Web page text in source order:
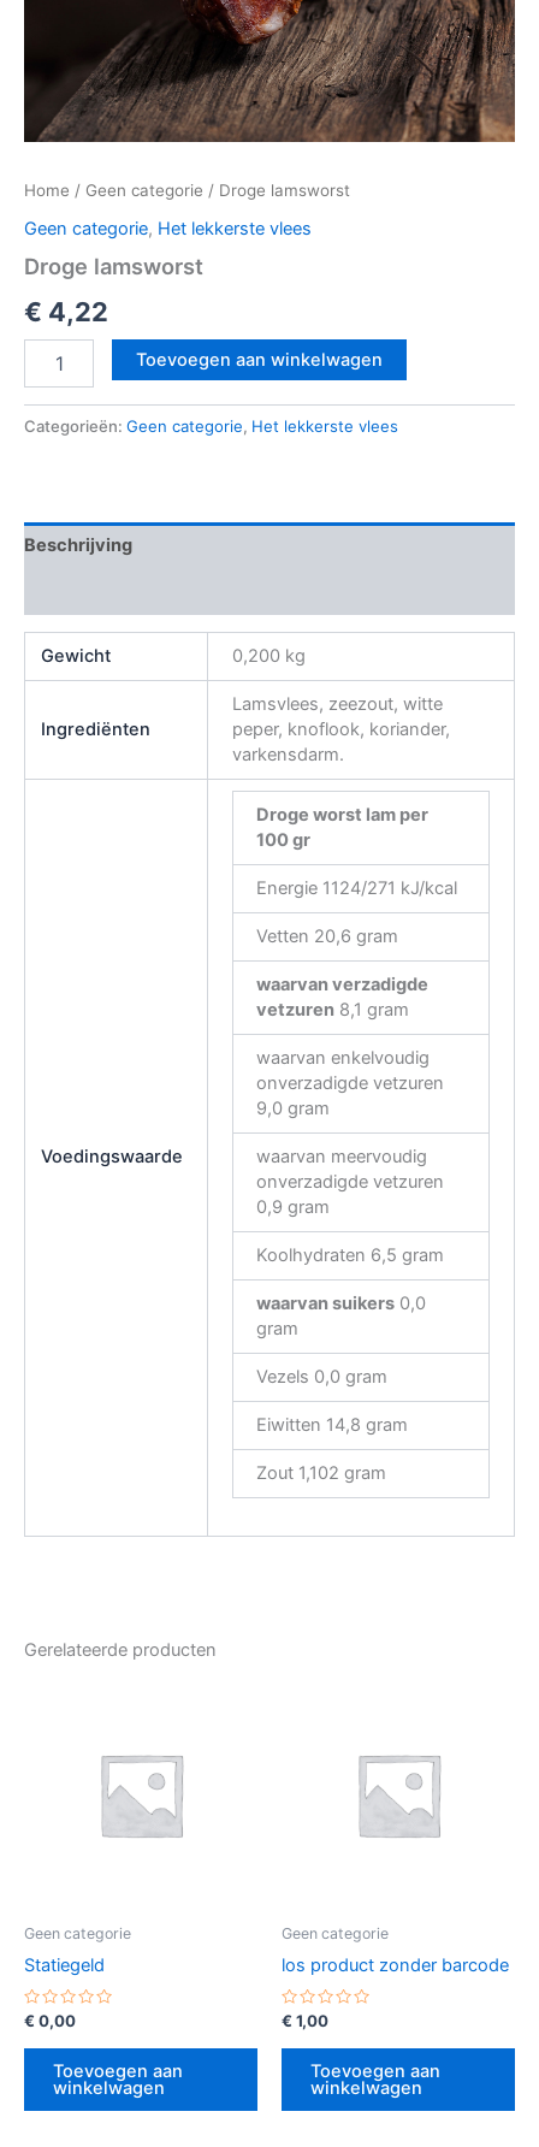
Home / Geen categorie / Droge lamsworst
Geen categorie, Het lekkerste vlees
Droge lamsworst
€ 4,22
Toevoegen aan winkelwagen
Categorieën: Geen categorie, Het lekkerste vlees
Beschrijving
Gewicht 0,200 kg
Ingrediënten
Lamsvlees, zeezout, witte
peper, knoflook, koriander,
varkensdarm.
Voedingswaarde
Droge worst lam per
100 gr
Energie 1124/271 kJ/kcal
Vetten 20,6 gram
waarvan verzadigde
vetzuren 8,1 gram
waarvan enkelvoudig
onverzadigde vetzuren
9,0 gram
waarvan meervoudig
onverzadigde vetzuren
0,9 gram
Koolhydraten 6,5 gram
waarvan suikers 0,0
gram
Vezels 0,0 gram
Eiwitten 14,8 gram
Zout 1,102 gram
Gerelateerde producten
Geen categorie
Statiegeld
Gewaardeerd
uit
€ 0,00
Toevoegen aan
winkelwagen
Geen categorie
los product zonder barcode
Gewaardeerd
uit
€ 1,00
Toevoegen aan
winkelwagen